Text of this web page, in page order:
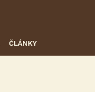
ČLÁNKY